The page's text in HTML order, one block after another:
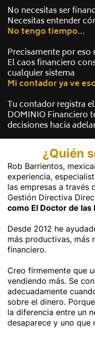
No necesitas ser
Necesitas entender
No tengo tiempo...
Precisamente por
El caos financiero
cualquier sistema
Mi contador ya ve
Tu contador registra
DOMINIO Financiero
decisiones hacia
¿Quién
Rob Barrientos,
experiencia,
las empresas a través
Gestión Directiva
como El Doctor de las
Desde 2012 he
más productivas, más
financiero.
Creo firmemente que
vendiendo más. Se
adecuadamente
sobre el dinero.
la diferencia entre un
desaparece y uno que